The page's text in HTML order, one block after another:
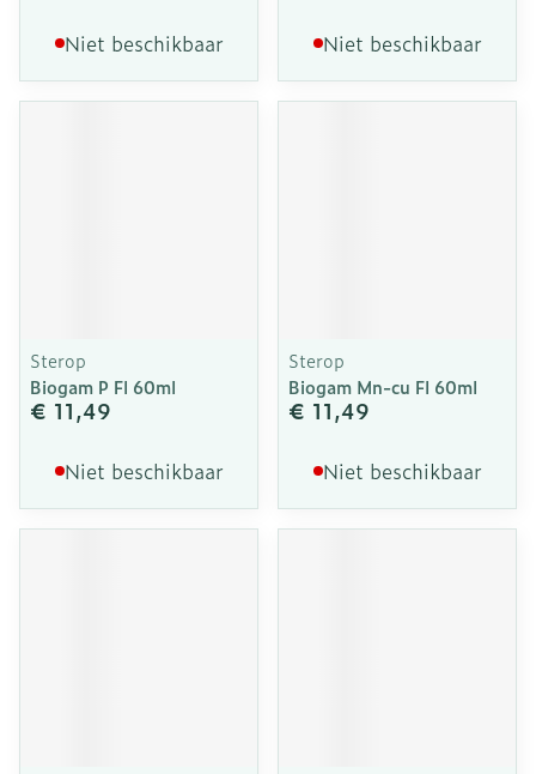
Niet beschikbaar Niet beschikbaar
Sterop
Biogam P Fl 60ml
€ 11,49
Niet beschikbaar
Sterop
Biogam Mn-cu Fl 60ml
€ 11,49
Niet beschikbaar